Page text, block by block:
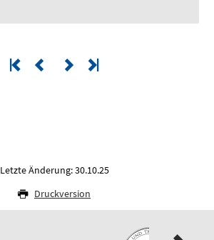
Letzte Änderung: 30.10.25
Druckversion